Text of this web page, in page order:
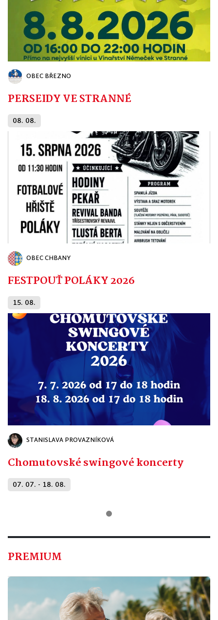
OBEC BŘEZNO
PERSEIDY VE STRANNÉ
08. 08.
OBEC CHBANY
FESTPOUŤ POLÁKY 2026
15. 08.
STANISLAVA PROVAZNÍKOVÁ
Chomutovské swingové koncerty
07. 07. - 18. 08.
PREMIUM